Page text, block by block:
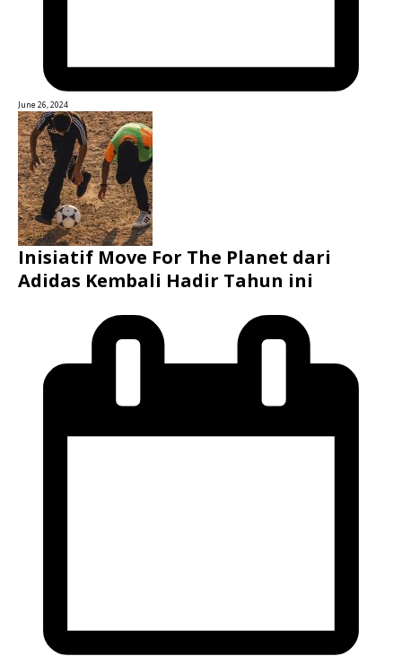
June 26, 2024
Inisiatif Move For The Planet dari
Adidas Kembali Hadir Tahun ini